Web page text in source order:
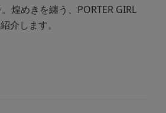
煌めきを纏う、PORTER GIRL
介します。